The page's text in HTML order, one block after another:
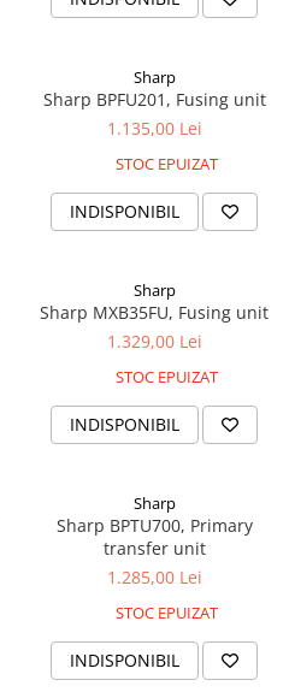
Sharp
Sharp BPFU201, Fusing unit
1.135,00 Lei
STOC EPUIZAT
INDISPONIBIL
Sharp
Sharp MXB35FU, Fusing unit
1.329,00 Lei
STOC EPUIZAT
INDISPONIBIL
Sharp
Sharp BPTU700, Primary
transfer unit
1.285,00 Lei
STOC EPUIZAT
INDISPONIBIL